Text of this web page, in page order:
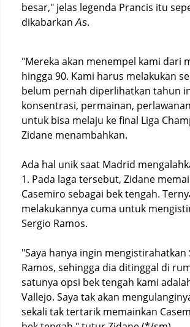
besar," jelas legenda Prancis itu
dikabarkanAs.
"Mereka akan menempel kami dari
hingga 90. Kami harus melakukan
belum pernah diperlihatkan tahun
konsentrasi, permainan,
untuk bisa melaju ke final Liga
Zidane menambahkan.
Ada hal unik saat Madrid
1. Pada laga tersebut, Zidane
Casemiro sebagai bek tengah.
melakukannya cuma untuk
Sergio Ramos.
"Saya hanya ingin mengistirahatkan
Ramos, sehingga dia ditinggal di
satunya opsi bek tengah kami
Vallejo. Saya tak akan
sekali tak tertarik memainkan